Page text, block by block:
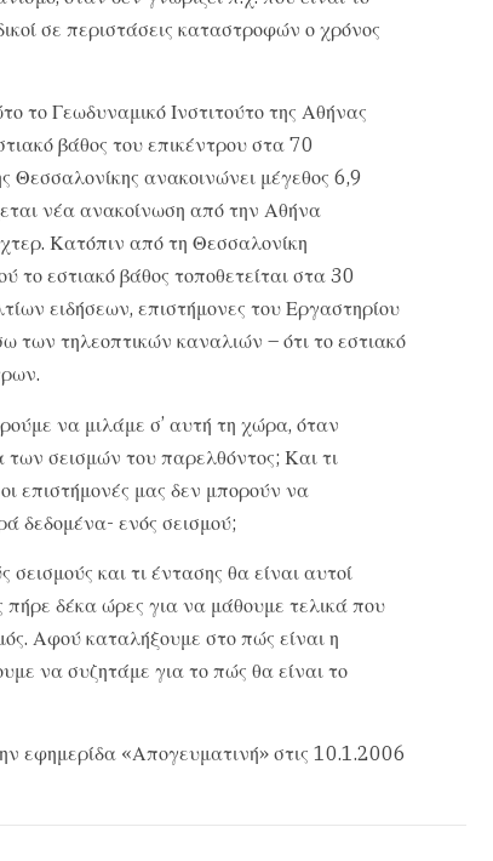
σε περιστάσεις καταστροφών ο χρόνος
το Γεωδυναμικό Ινστιτούτο της Αθήνας
βάθος του επικέντρου στα 70
Θεσσαλονίκης ανακοινώνει μέγεθος 6,9
νέα ανακοίνωση από την Αθήνα
Κατόπιν από τη Θεσσαλονίκη
το εστιακό βάθος τοποθετείται στα 30
ειδήσεων, επιστήμονες του Εργαστηρίου
των τηλεοπτικών καναλιών – ότι το εστιακό
να μιλάμε σ’ αυτή τη χώρα, όταν
των σεισμών του παρελθόντος; Και τι
επιστήμονές μας δεν μπορούν να
δεδομένα- ενός σεισμού;
και τι έντασης θα είναι αυτοί
δέκα ώρες για να μάθουμε τελικά που
Αφού καταλήξουμε στο πώς είναι η
να συζητάμε για το πώς θα είναι το
εφημερίδα «Απογευματινή» στις 10.1.2006